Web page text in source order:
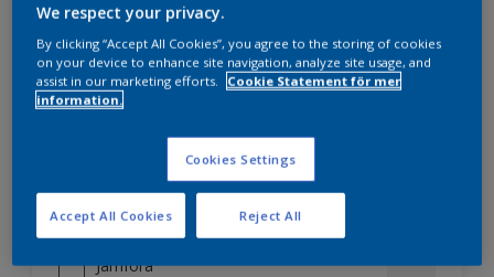
Nordsjö Professional 10
Jämnare och finare finish, även i
Utmärkt täckförmåga
Jämföra
We respect your privacy.
By clicking “Accept All Cookies”, you agree to the storing of cookies
on your device to enhance site navigation, analyze site usage, and
assist in our marketing efforts.
Cookie Statement för mer
information.
Cookies Settings
Reject All
Accept All Cookies